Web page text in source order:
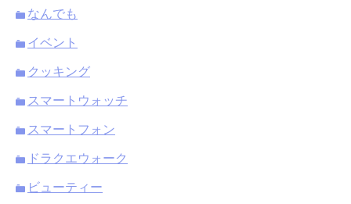
なんでも
イベント
クッキング
スマートウォッチ
スマートフォン
ドラクエウォーク
ビューティー